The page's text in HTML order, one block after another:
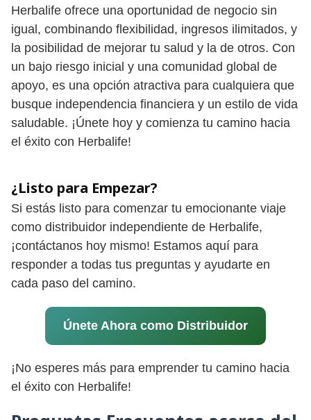
Herbalife ofrece una oportunidad de negocio sin
igual, combinando flexibilidad, ingresos ilimitados, y
la posibilidad de mejorar tu salud y la de otros. Con
un bajo riesgo inicial y una comunidad global de
apoyo, es una opción atractiva para cualquiera que
busque independencia financiera y un estilo de vida
saludable. ¡Únete hoy y comienza tu camino hacia
el éxito con Herbalife!
¿Listo para Empezar?
Si estás listo para comenzar tu emocionante viaje
como distribuidor independiente de Herbalife,
¡contáctanos hoy mismo! Estamos aquí para
responder a todas tus preguntas y ayudarte en
cada paso del camino.
Únete Ahora como Distribuidor
¡No esperes más para emprender tu camino hacia
el éxito con Herbalife!